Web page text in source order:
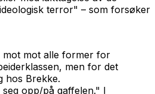
terror" – som forsøker
mot mot alle former for
men for det
hos Brekke.
opp/på gaffelen." I